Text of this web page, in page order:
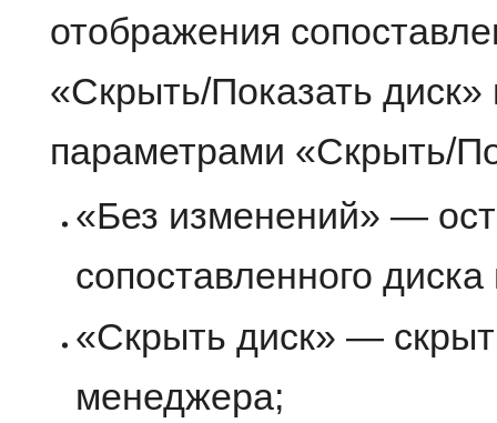
отображения
«Скрыть/Показать
параметрами «Скрыть/
«Без изменений» —
сопоставленного
«Скрыть диск» —
менеджера;